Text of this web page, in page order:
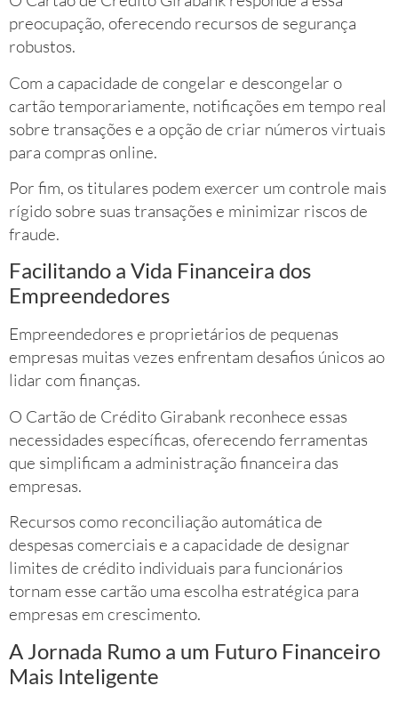
preocupação, oferecendo recursos de segurança
robustos.
Com a capacidade de congelar e descongelar o
cartão temporariamente, notificações em tempo real
sobre transações e a opção de criar números virtuais
para compras online.
Por fim, os titulares podem exercer um controle mais
rígido sobre suas transações e minimizar riscos de
fraude.
Facilitando a Vida Financeira dos
Empreendedores
Empreendedores e proprietários de pequenas
empresas muitas vezes enfrentam desafios únicos ao
lidar com finanças.
O Cartão de Crédito Girabank reconhece essas
necessidades específicas, oferecendo ferramentas
que simplificam a administração financeira das
empresas.
Recursos como reconciliação automática de
despesas comerciais e a capacidade de designar
limites de crédito individuais para funcionários
tornam esse cartão uma escolha estratégica para
empresas em crescimento.
A Jornada Rumo a um Futuro Financeiro
Mais Inteligente